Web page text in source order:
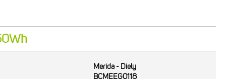
Merida - Diely
BCMEEG0118